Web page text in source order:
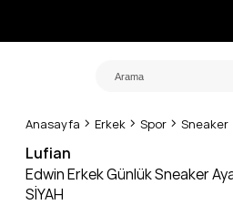
Anasayfa Erkek Spor Sneaker
Lufian
Edwin Erkek Günlük Sneaker
SİYAH